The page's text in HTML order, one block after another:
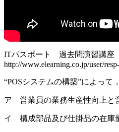
ITパスポート 過去問演習講座
http://www.elearning.co.jp/user/
“POSシステムの構築”によって
ア 営業員の業務生産性向上と
イ 構成部品及び仕掛品の在庫